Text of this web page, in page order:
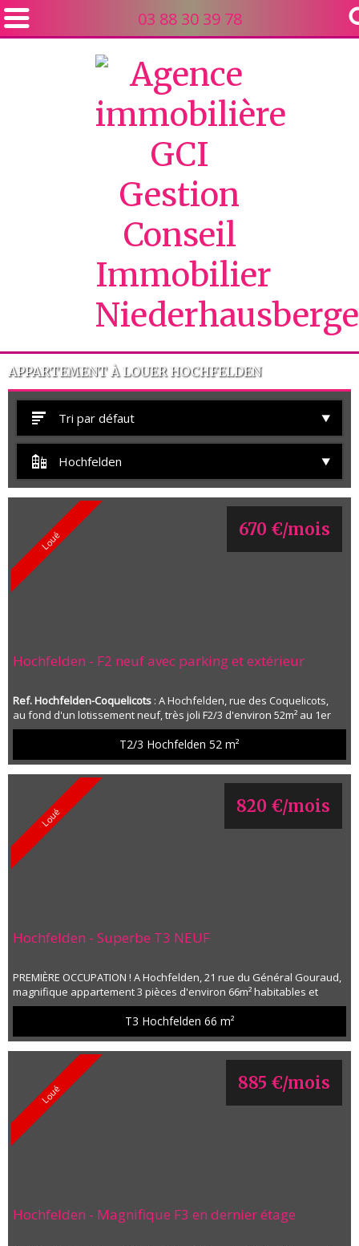
03 88 30 39 78
APPARTEMENT À LOUER HOCHFELDEN
Tri par défaut
Hochfelden
Loué
Hochfelden - F2 neuf avec parking et extérieur
Ref. Hochfelden-Coquelicots : A Hochfelden, rue des Coquelicots,
au fond d'un lotissement neuf, très joli F2/3 d'environ 52m² au 1er
étage d'une maison neuve construite en 2024. Cet appartement se
compose d'un hall, d'un séjour de plus de 17m², d'une cuisine
indépendante meublée et équipée, d'une chambre de 14m², d'une
salle de bain avec douche, meuble vasque et emplacement lave-
linge, un WC séparé. Un coin terrass...
T2/3 Hochfelden 52 m²
670 €/mois
Loué
Hochfelden - Superbe T3 NEUF
PREMIÈRE OCCUPATION ! A Hochfelden, 21 rue du Général Gouraud,
magnifique appartement 3 pièces d'environ 66m² habitables et
74m² au sol au 2ème et dernier étage d'une résidence neuve. Cet
appartement est composé d'une entrée avec placard/penderie,
d'un vaste salon/séjour de plus de 28m² avec rangements, d'une
cuisine ouverte meublée et équipée avec accès à une belle
terrasse de plus de...
T3 Hochfelden 66 m²
820 €/mois
Loué
Hochfelden - Magnifique F3 en dernier étage
885 €/mois